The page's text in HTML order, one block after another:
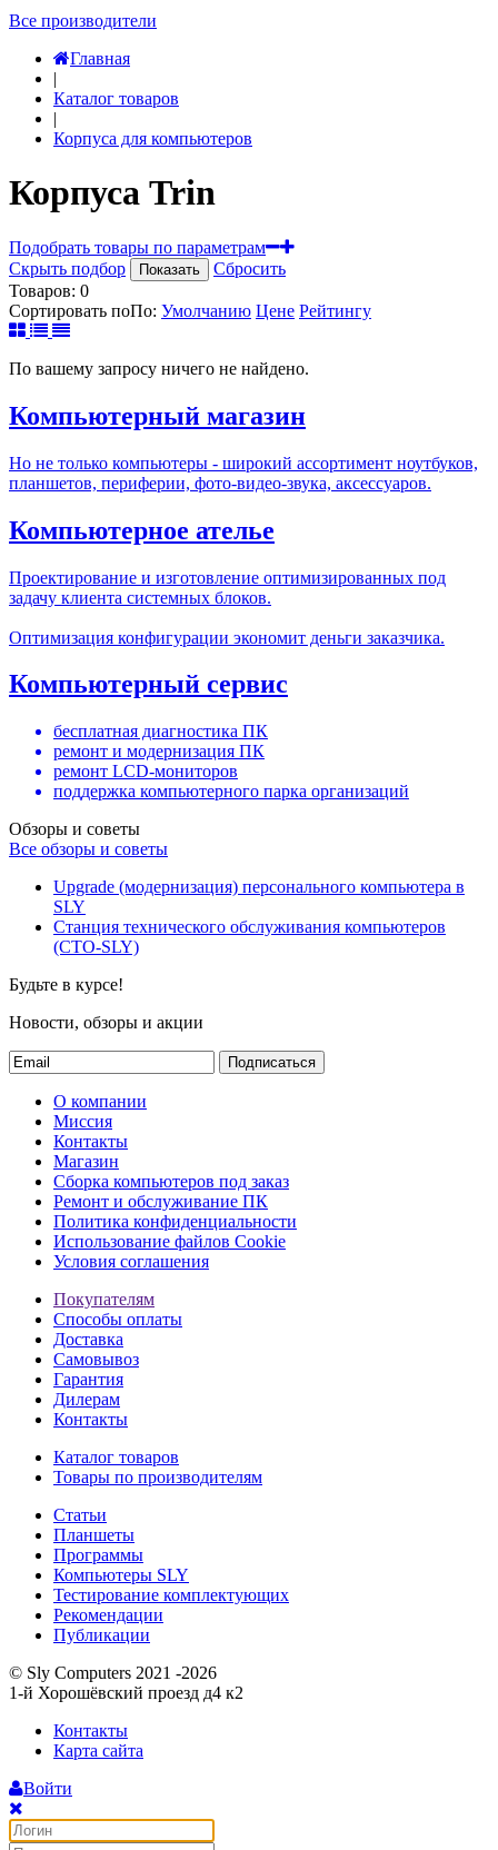
Все производители
Главная
|
Каталог товаров
|
Корпуса для компьютеров
Корпуса Trin
Подобрать товары по параметрам
Скрыть подбор
Показать
Сбросить
Товаров: 0
Сортировать поПо: Умолчанию Цене Рейтингу
По вашему запросу ничего не найдено.
Компьютерный магазин
Но не только компьютеры - широкий ассортимент ноутбуков,
планшетов, периферии, фото-видео-звука, аксессуаров.
Компьютерное ателье
Проектирование и изготовление оптимизированных под
задачу клиента системных блоков.
Оптимизация конфигурации экономит деньги заказчика.
Компьютерный сервис
бесплатная диагностика ПК
ремонт и модернизация ПК
ремонт LCD-мониторов
поддержка компьютерного парка организаций
Обзоры и советы
Все обзоры и советы
Upgrade (модернизация) персонального компьютера в
SLY
Станция технического обслуживания компьютеров
(СТО-SLY)
Будьте в курсе!
Новости, обзоры и акции
Подписаться
О компании
Миссия
Контакты
Магазин
Сборка компьютеров под заказ
Ремонт и обслуживание ПК
Политика конфиденциальности
Использование файлов Cookie
Условия соглашения
Покупателям
Способы оплаты
Доставка
Самовывоз
Гарантия
Дилерам
Контакты
Каталог товаров
Товары по производителям
Статьи
Планшеты
Программы
Компьютеры SLY
Тестирование комплектующих
Рекомендации
Публикации
© Sly Computers 2021 -2026
1-й Хорошёвский проезд д4 к2
Контакты
Карта сайта
Войти